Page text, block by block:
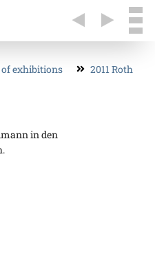
exhibitions 2011 Roth
in den